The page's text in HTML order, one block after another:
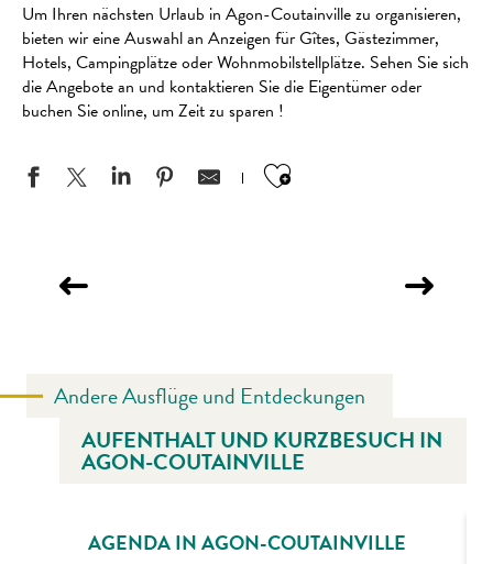
Um Ihren nächsten Urlaub in Agon-Coutainville zu organisieren,
bieten wir eine Auswahl an Anzeigen für Gîtes, Gästezimmer,
Hotels, Campingplätze oder Wohnmobilstellplätze. Sehen Sie sich
die Angebote an und kontaktieren Sie die Eigentümer oder
buchen Sie online, um Zeit zu sparen !
Ajouter aux
GÄSTEZIMMER IN AGON-COUTAINVILLE
Andere Ausflüge und Entdeckungen
AUFENTHALT UND KURZBESUCH IN
AGON-COUTAINVILLE
AGENDA IN AGON-COUTAINVILLE